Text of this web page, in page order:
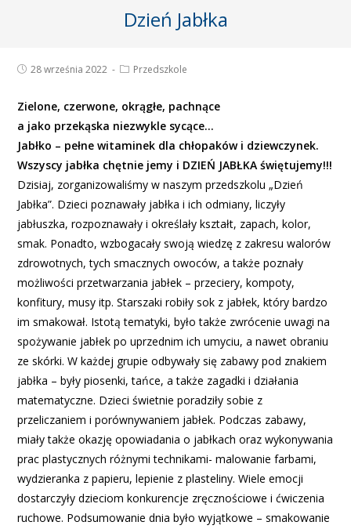
Dzień Jabłka
28 września 2022 Przedszkole
Zielone, czerwone, okrągłe, pachnące
a jako przekąska niezwykle sycące…
Jabłko – pełne witaminek dla chłopaków i dziewczynek.
Wszyscy jabłka chętnie jemy i DZIEŃ JABŁKA świętujemy!!!
Dzisiaj, zorganizowaliśmy w naszym przedszkolu „Dzień
Jabłka”. Dzieci poznawały jabłka i ich odmiany, liczyły
jabłuszka, rozpoznawały i określały kształt, zapach, kolor,
smak. Ponadto, wzbogacały swoją wiedzę z zakresu walorów
zdrowotnych, tych smacznych owoców, a także poznały
możliwości przetwarzania jabłek – przeciery, kompoty,
konfitury, musy itp. Starszaki robiły sok z jabłek, który bardzo
im smakował. Istotą tematyki, było także zwrócenie uwagi na
spożywanie jabłek po uprzednim ich umyciu, a nawet obraniu
ze skórki. W każdej grupie odbywały się zabawy pod znakiem
jabłka – były piosenki, tańce, a także zagadki i działania
matematyczne. Dzieci świetnie poradziły sobie z
przeliczaniem i porównywaniem jabłek. Podczas zabawy,
miały także okazję opowiadania o jabłkach oraz wykonywania
prac plastycznych różnymi technikami- malowanie farbami,
wydzieranka z papieru, lepienie z plasteliny. Wiele emocji
dostarczyły dzieciom konkurencje zręcznościowe i ćwiczenia
ruchowe. Podsumowanie dnia było wyjątkowe – smakowanie